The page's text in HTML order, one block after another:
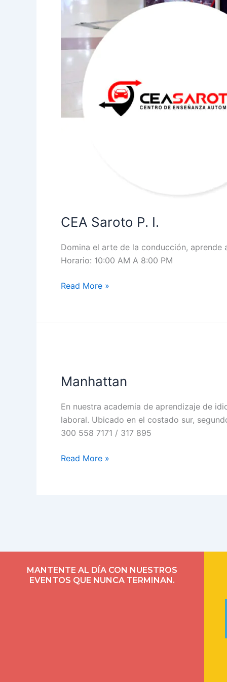
CEA Saroto P. I.
Domina el arte de la conducción,
Horario: 10:00 AM A 8:00 PM
Read More »
Manhattan
En nuestra academia de aprendizaje de
laboral. Ubicado en el costado sur,
300 558 7171 / 317 895
Read More »
MANTENTE AL DÍA CON NUESTROS
EVENTOS QUE NUNCA TERMINAN.